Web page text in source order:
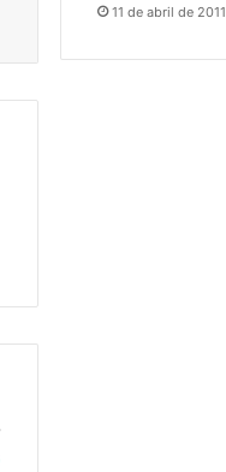
11 de abril de 2011